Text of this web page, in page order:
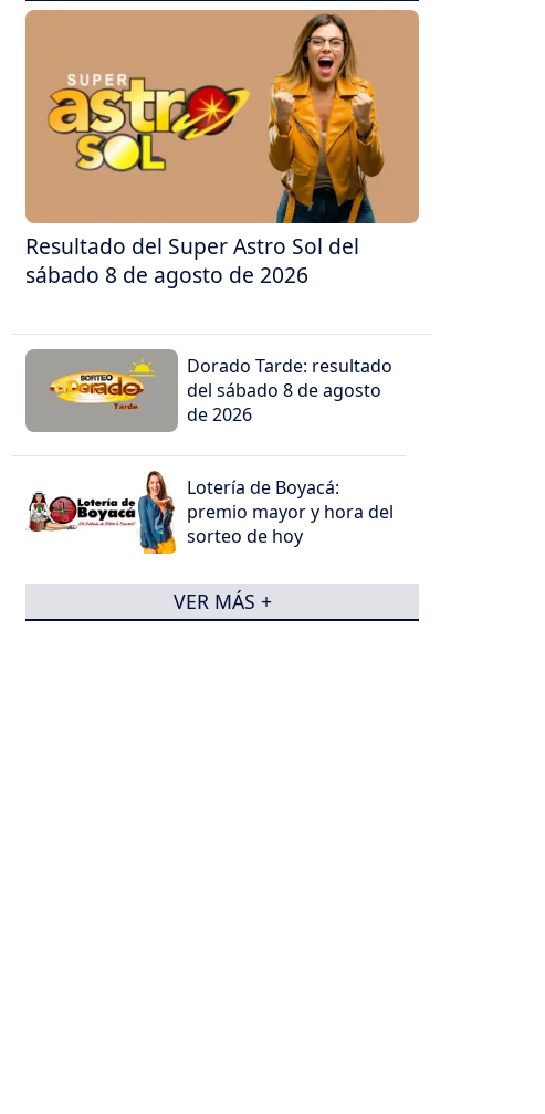
Resultado del Super Astro Sol del
sábado 8 de agosto de 2026
Dorado Tarde: resultado
del sábado 8 de agosto
de 2026
Lotería de Boyacá:
premio mayor y hora del
sorteo de hoy
VER MÁS +